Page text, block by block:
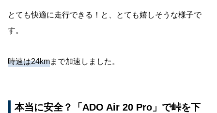
とても快適に走行できる！と、とても嬉しそうな様子で
す。
時速は24kmまで加速しました。
本当に安全？「ADO Air 20 Pro」で峠を下